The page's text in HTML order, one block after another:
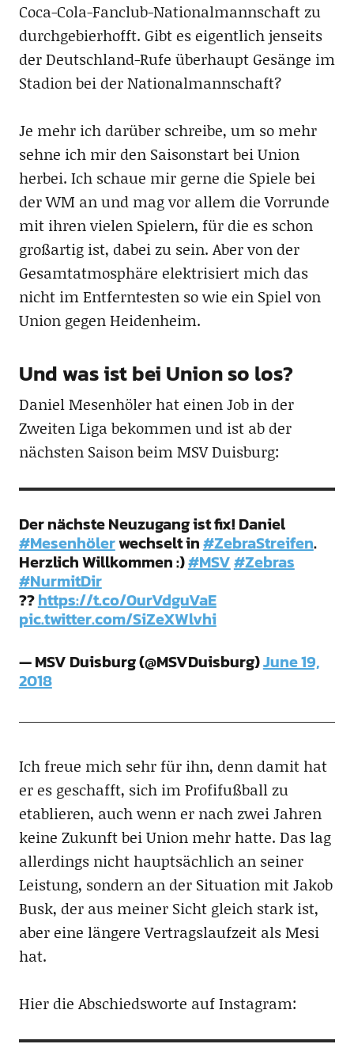
Coca-Cola-Fanclub-Nationalmannschaft zu
durchgebierhofft. Gibt es eigentlich jenseits
der Deutschland-Rufe überhaupt Gesänge im
Stadion bei der Nationalmannschaft?
Je mehr ich darüber schreibe, um so mehr
sehne ich mir den Saisonstart bei Union
herbei. Ich schaue mir gerne die Spiele bei
der WM an und mag vor allem die Vorrunde
mit ihren vielen Spielern, für die es schon
großartig ist, dabei zu sein. Aber von der
Gesamtatmosphäre elektrisiert mich das
nicht im Entferntesten so wie ein Spiel von
Union gegen Heidenheim.
Und was ist bei Union so los?
Daniel Mesenhöler hat einen Job in der
Zweiten Liga bekommen und ist ab der
nächsten Saison beim MSV Duisburg:
Der nächste Neuzugang ist fix! Daniel
#Mesenhölerwechselt in#ZebraStreifen.
Herzlich Willkommen :)#MSV#Zebras
#NurmitDir
??https://t.co/0urVdguVaE
pic.twitter.com/SiZeXWlvhi
— MSV Duisburg (@MSVDuisburg)June 19,
2018
Ich freue mich sehr für ihn, denn damit hat
er es geschafft, sich im Profifußball zu
etablieren, auch wenn er nach zwei Jahren
keine Zukunft bei Union mehr hatte. Das lag
allerdings nicht hauptsächlich an seiner
Leistung, sondern an der Situation mit Jakob
Busk, der aus meiner Sicht gleich stark ist,
aber eine längere Vertragslaufzeit als Mesi
hat.
Hier die Abschiedsworte auf Instagram: